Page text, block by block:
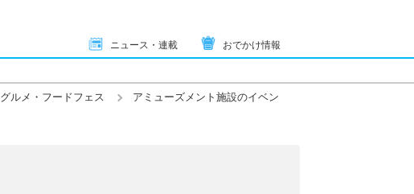
ニュース・連載 おでかけ情報
グルメ・フードフェス アミューズメント施設のイベン